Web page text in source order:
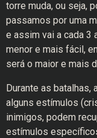
torre muda, ou seja,
passamos por uma
e assim vai a cada 3
menor e mais fácil,
será o maior e mais
Durante as batalhas,
alguns estímulos
inimigos, podem
estímulos